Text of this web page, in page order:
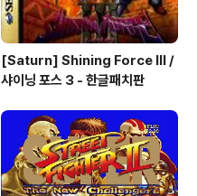
[Saturn] Shining Force III /
샤이닝 포스 3 - 한글패치판